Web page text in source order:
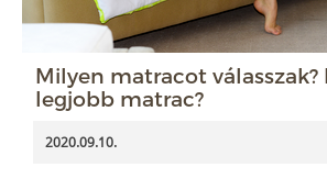
Milyen matracot válasszak?
legjobb matrac?
2020.09.10.